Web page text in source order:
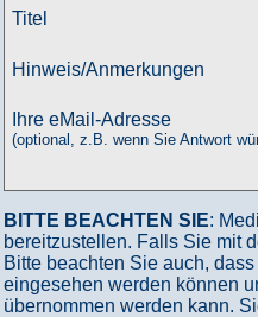
Titel
Hinweis/Anmerkungen
Ihre eMail-Adresse
(optional, z.B. wenn Sie Antwort
BITTE BEACHTEN SIE:
bereitzustellen. Falls Sie mit
Bitte beachten Sie auch,
eingesehen werden können
übernommen werden kann.